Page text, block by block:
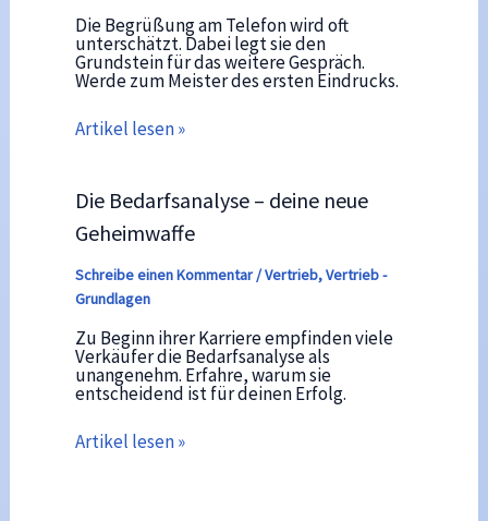
Die Begrüßung am Telefon wird oft
unterschätzt. Dabei legt sie den
Grundstein für das weitere Gespräch.
Werde zum Meister des ersten Eindrucks.
Artikel lesen »
Die Bedarfsanalyse – deine neue
Geheimwaffe
Schreibe einen Kommentar/Vertrieb,Vertrieb -
Grundlagen
Zu Beginn ihrer Karriere empfinden viele
Verkäufer die Bedarfsanalyse als
unangenehm. Erfahre, warum sie
entscheidend ist für deinen Erfolg.
Artikel lesen »